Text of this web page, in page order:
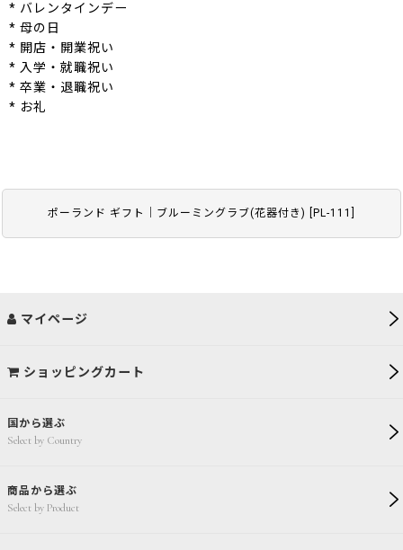
ポーランド ギフト｜ブルーミングラブ(花器付き) PL-111
* バレンタインデー
* 母の日
* 開店・開業祝い
* 入学・就職祝い
* 卒業・退職祝い
* お礼
国から選ぶ
Select by Country
商品から選ぶ
Select by Product
マイページ
ショッピングカート